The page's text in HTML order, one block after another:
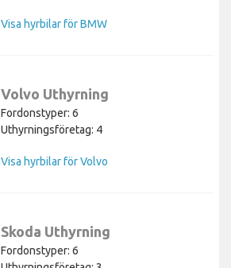
Visa hyrbilar för BMW
Volvo Uthyrning
Fordonstyper: 6
Uthyrningsföretag: 4
Visa hyrbilar för Volvo
Skoda Uthyrning
Fordonstyper: 6